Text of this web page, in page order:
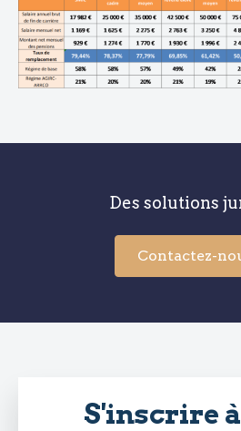
Des
Contactez-
S'inscrire